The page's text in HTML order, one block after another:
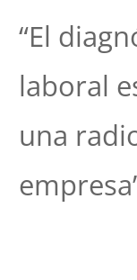
“El
laboral
una